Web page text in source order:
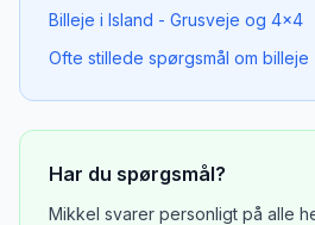
Billeje i Island - Grusveje og 4x4
Ofte stillede spørgsmål om billeje
Har du spørgsmål?
Mikkel svarer personligt på alle